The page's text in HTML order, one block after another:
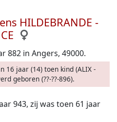
HILDEBRANDE -
882 in Angers, 49000.
16 jaar (14) toen kind (ALIX -
geboren (??-??-896).
943, zij was toen 61 jaar